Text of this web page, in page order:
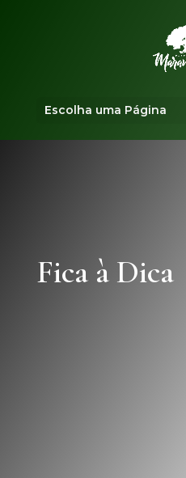
Escolha uma Página
Fica à Dica